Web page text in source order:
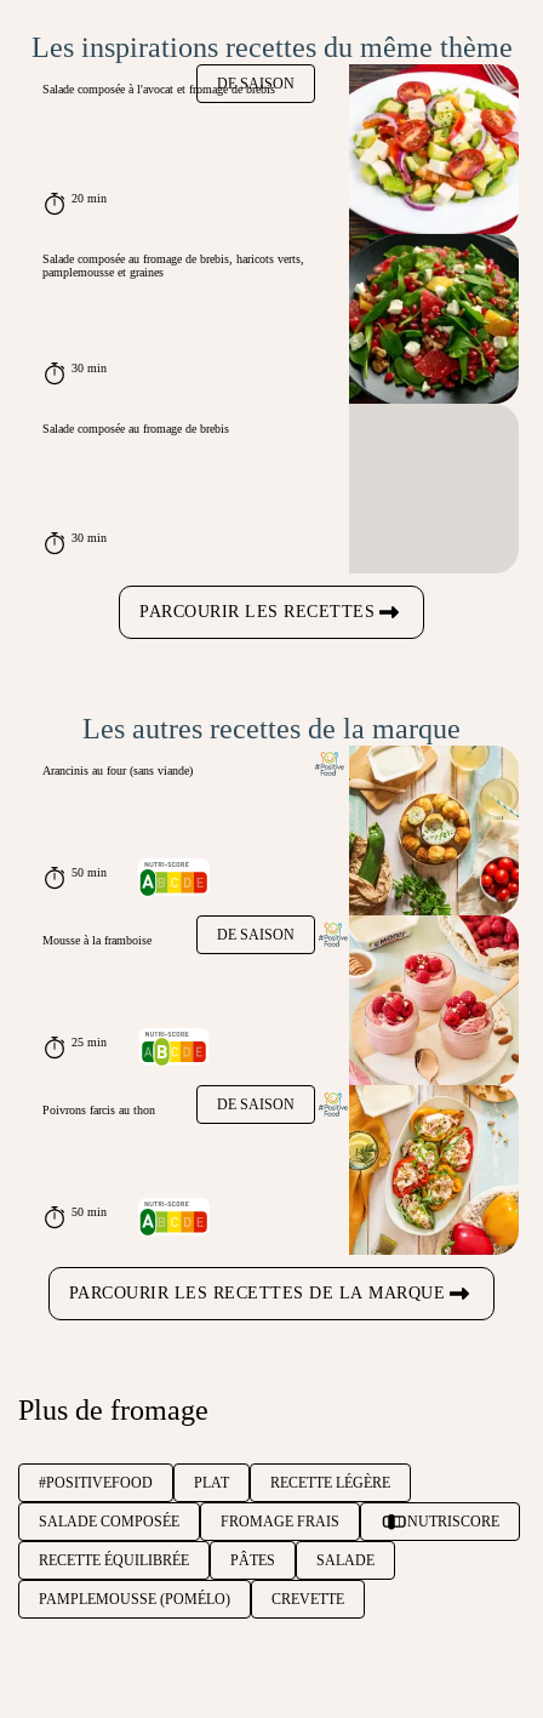
Les inspirations recettes du même thème
DE SAISON
Salade composée à l'avocat et fromage de brebis
20 min
Salade composée au fromage de brebis, haricots verts,
pamplemousse et graines
30 min
Salade composée au fromage de brebis
30 min
PARCOURIR LES RECETTES
Les autres recettes de la marque
Arancinis au four (sans viande)
50 min
DE SAISON
Mousse à la framboise
25 min
DE SAISON
Poivrons farcis au thon
50 min
PARCOURIR LES RECETTES DE LA MARQUE
Plus de fromage
#POSITIVEFOOD PLAT RECETTE LÉGÈRE
SALADE COMPOSÉE FROMAGE FRAIS NUTRISCORE
RECETTE ÉQUILIBRÉE PÂTES SALADE
PAMPLEMOUSSE (POMÉLO) CREVETTE